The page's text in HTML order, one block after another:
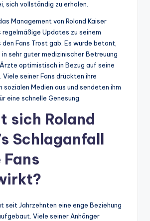
sich vollständig zu erholen.
Management von Roland Kaiser
Updates zu seinem
Fans Trost gab. Es wurde betont,
in sehr guter medizinischer Betreuung
optimistisch in Bezug auf seine
Viele seiner Fans drückten ihre
sozialen Medien aus und sendeten ihm
eine schnelle Genesung.
sich Roland
Schlaganfall
seit Jahrzehnten eine enge Beziehung
Viele seiner Anhänger